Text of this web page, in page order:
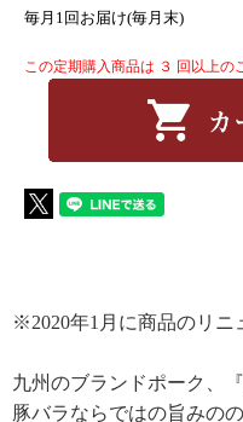
毎月1回お届け(毎月末)
この定期購入商品は ３ 回以上の
※2020年1月に商品のリニ
九州のブランドポーク、
豚バラならではの旨みの